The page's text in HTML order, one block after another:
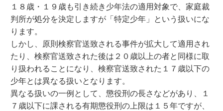
１８歳・１９歳も引き続き少年法の適用対象で、家庭裁
判所が処分を決定しますが「特定少年」という扱いにな
ります。
しかし、原則検察官送致される事件が拡大して適用され
たり、検察官送致された後は２０歳以上の者と同様に取
り扱われることになり、検察官送致された１７歳以下の
少年とは異なる扱いとなります。
異なる扱いの一例として、懲役刑の長さなどがあり、１
７歳以下に課される有期懲役刑の上限は１５年ですが、